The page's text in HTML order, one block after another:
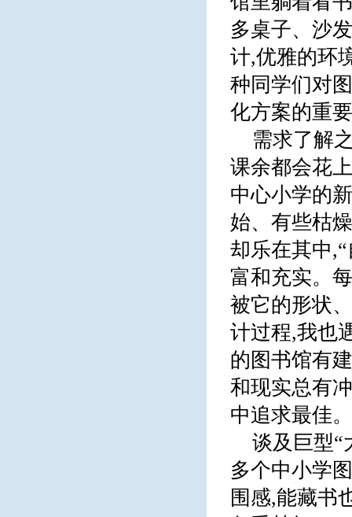
多桌子、沙
计,优雅的环
种同学们对
化方案的重
需求了解
课余都会花
中心小学的
始、有些枯
却乐在其中
富和充实。
被它的形状
计过程,我也
的图书馆有
和现实总有
中追求最佳
谈及巨型“
多个中小学
围感,能藏书